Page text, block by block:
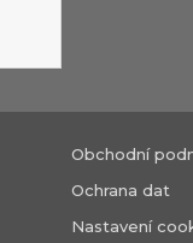
Obchodní
Ochrana dat
Nastavení